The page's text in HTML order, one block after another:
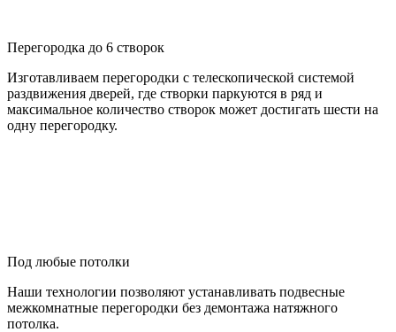
Перегородка до 6 створок
Изготавливаем перегородки с телескопической системой
раздвижения дверей, где створки паркуются в ряд и
максимальное количество створок может достигать шести на
одну перегородку.
Под любые потолки
Наши технологии позволяют устанавливать подвесные
межкомнатные перегородки без демонтажа натяжного
потолка.